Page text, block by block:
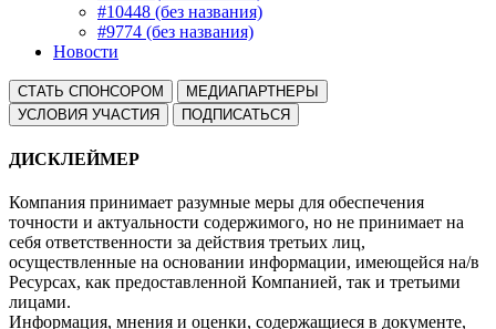
#10448 (без названия)
#9774 (без названия)
Новости
СТАТЬ СПОНСОРОМ
МЕДИАПАРТНЕРЫ
УСЛОВИЯ УЧАСТИЯ
ПОДПИСАТЬСЯ
ДИСКЛЕЙМЕР
Компания принимает разумные меры для обеспечения
точности и актуальности содержимого, но не принимает на
себя ответственности за действия третьих лиц,
осуществленные на основании информации, имеющейся на/в
Ресурсах, как предоставленной Компанией, так и третьими
лицами.
Информация, мнения и оценки, содержащиеся в документе,